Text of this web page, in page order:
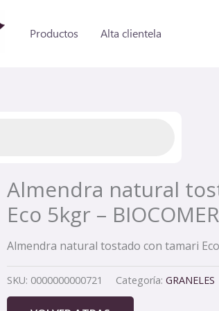
Productos Alta clientela
Almendra natural
Eco 5kgr –
Almendra natural tostado con tamari
SKU: 0000000000721 Categoría: GRANELES